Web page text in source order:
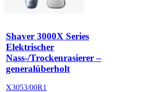
Shaver 3000X Series
Elektrischer
Nass-/Trockenrasierer –
generalüberholt
X3053/00R1